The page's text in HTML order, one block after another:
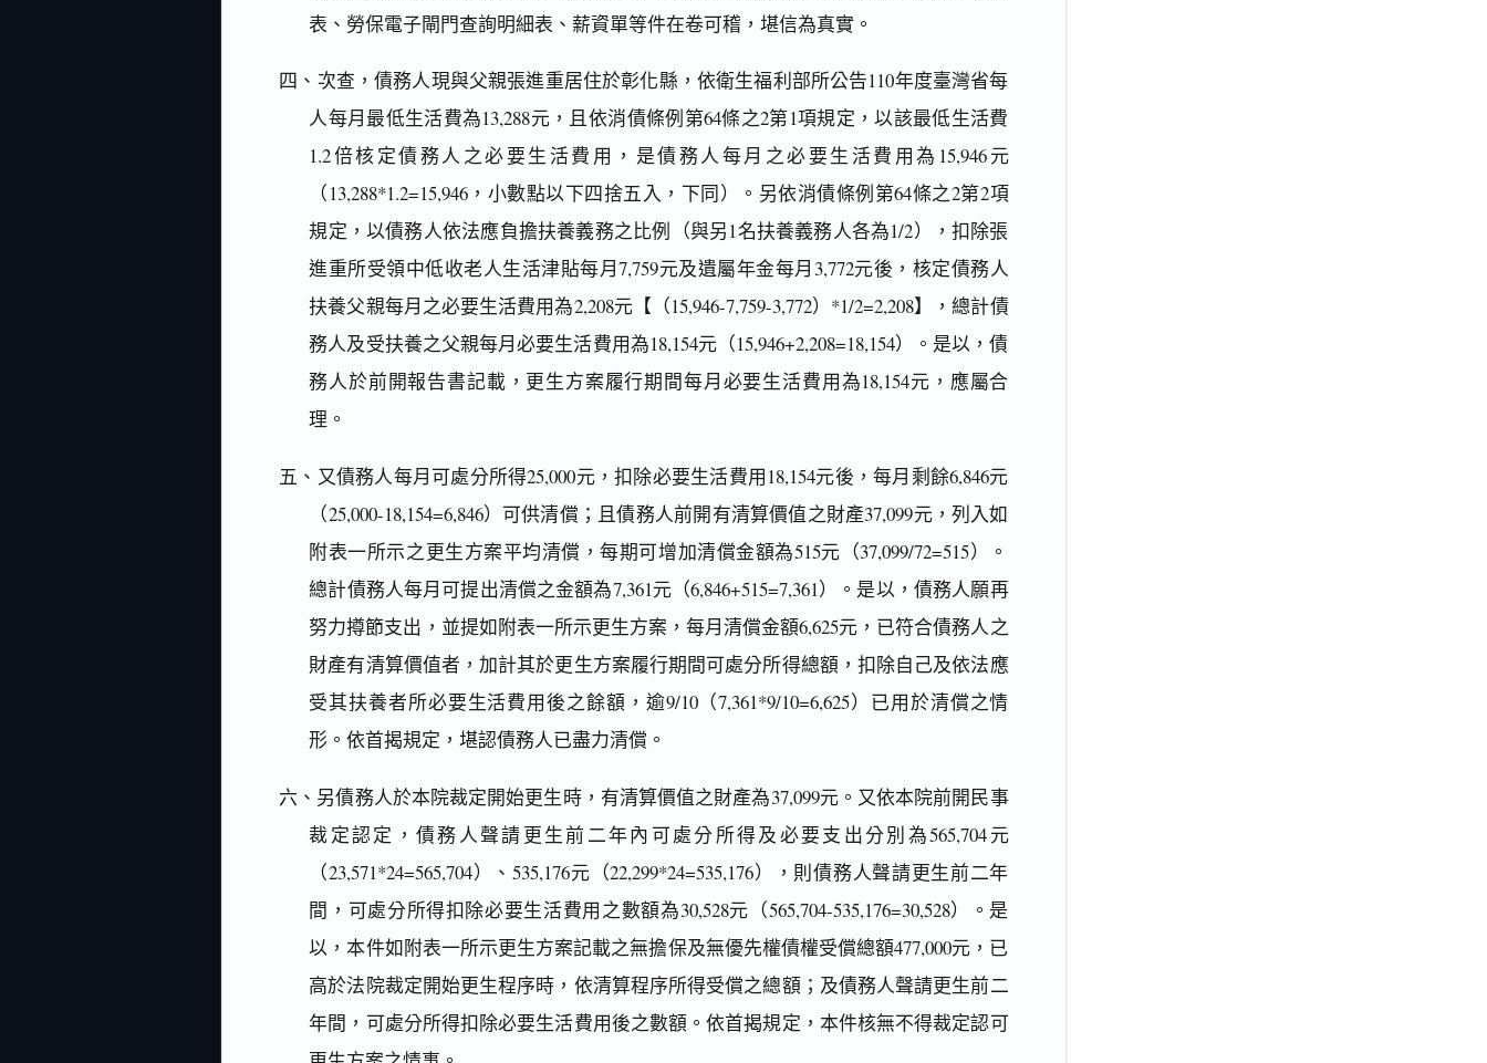
表、勞保電子閘門查詢明細表、薪資單等件在卷可稽，堪信為真實。
四、次查，債務人現與父親張進重居住於彰化縣，依衛生福利部所公告110年度臺灣省每
人每月最低生活費為13,288元，且依消債條例第64條之2第1項規定，以該最低生活費
1.2倍核定債務人之必要生活費用，是債務人每月之必要生活費用為15,946元
（13,288*1.2=15,946，小數點以下四捨五入，下同）。另依消債條例第64條之2第2項
規定，以債務人依法應負擔扶養義務之比例（與另1名扶養義務人各為1/2），扣除張
進重所受領中低收老人生活津貼每月7,759元及遺屬年金每月3,772元後，核定債務人
扶養父親每月之必要生活費用為2,208元【（15,946-7,759-3,772）*1/2=2,208】，總計債
務人及受扶養之父親每月必要生活費用為18,154元（15,946+2,208=18,154）。是以，債
務人於前開報告書記載，更生方案履行期間每月必要生活費用為18,154元，應屬合
理。
五、又債務人每月可處分所得25,000元，扣除必要生活費用18,154元後，每月剩餘6,846元
（25,000-18,154=6,846）可供清償；且債務人前開有清算價值之財產37,099元，列入如
附表一所示之更生方案平均清償，每期可增加清償金額為515元（37,099/72=515）。
總計債務人每月可提出清償之金額為7,361元（6,846+515=7,361）。是以，債務人願再
努力撙節支出，並提如附表一所示更生方案，每月清償金額6,625元，已符合債務人之
財產有清算價值者，加計其於更生方案履行期間可處分所得總額，扣除自己及依法應
受其扶養者所必要生活費用後之餘額，逾9/10（7,361*9/10=6,625）已用於清償之情
形。依首揭規定，堪認債務人已盡力清償。
六、另債務人於本院裁定開始更生時，有清算價值之財產為37,099元。又依本院前開民事
裁定認定，債務人聲請更生前二年內可處分所得及必要支出分別為565,704元
（23,571*24=565,704）、535,176元（22,299*24=535,176），則債務人聲請更生前二年
間，可處分所得扣除必要生活費用之數額為30,528元（565,704-535,176=30,528）。是
以，本件如附表一所示更生方案記載之無擔保及無優先權債權受償總額477,000元，已
高於法院裁定開始更生程序時，依清算程序所得受償之總額；及債務人聲請更生前二
年間，可處分所得扣除必要生活費用後之數額。依首揭規定，本件核無不得裁定認可